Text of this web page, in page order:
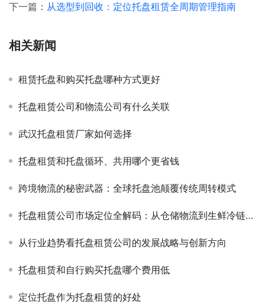
下一篇： 从选型到回收：定位托盘租赁全周期管理指南
相关新闻
租赁托盘和购买托盘哪种方式更好
托盘租赁公司和物流公司有什么关联
武汉托盘租赁厂家如何选择
托盘租赁和托盘循环、共用哪个更省钱
跨境物流的秘密武器：全球托盘池颠覆传统周转模式
托盘租赁公司市场定位全解码：从仓储物流到生鲜冷链的场景适配
从行业趋势看托盘租赁公司的发展战略与创新方向
托盘租赁和自行购买托盘哪个费用低
定位托盘作为托盘租赁的好处